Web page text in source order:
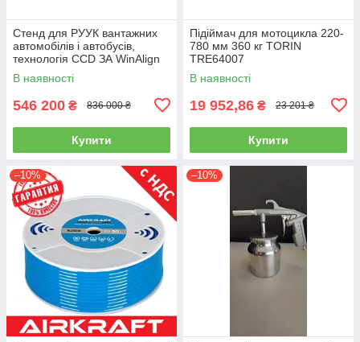
Стенд для РУУК вантажних
автомобілів і автобусів,
технологія CCD ЗА WinAlign
HUNTER WA510E-DSP740T
В наявності
546 200 ₴ 836 000 ₴
Купити
Підіймач для мотоцикла 220-
780 мм 360 кг TORIN
TRE64007
В наявності
19 952,86 ₴ 23 201 ₴
Купити
–10% –10%